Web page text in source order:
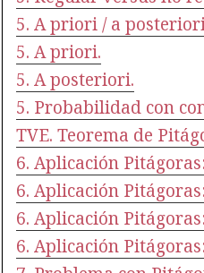
5. A priori / a
5. A priori.
5. A posteriori.
5. Probabilidad con
TVE. Teorema de
6. Aplicación
6. Aplicación
6. Aplicación
6. Aplicación